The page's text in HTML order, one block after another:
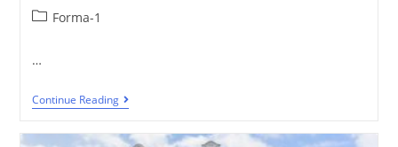
Forma-1
…
Continue Reading